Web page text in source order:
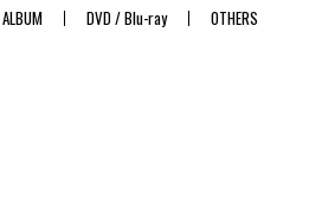
ALBUM DVD / Blu-ray OTHERS